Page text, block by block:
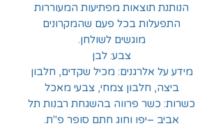
הנותנת תוצאות מפתיעות המעוררות
התפעלות בכל פעם שהמקרונים
מוגשים לשולחן.
צבע: לבן
מידע על אלרגנים: מכיל שקדים, חלבון
ביצה, חלבון צמחי, צבעי מאכל
כשרות: כשר פרווה בהשגחת רבנות תל
אביב –יפו וחוג חתם סופר פ"ת.